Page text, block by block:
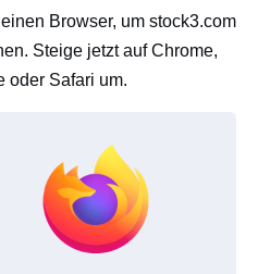
Browser, um stock3.com
Steige jetzt auf Chrome,
oder Safari um.